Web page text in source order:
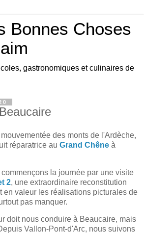
Bonnes Choses
gastronomiques et culinaires de
des monts de l'Ardèche,
réparatrice au Grand Chêne à
la journée par une visite
2, une extraordinaire reconstitution
en valeur les réalisations picturales de
pas manquer.
doit nous conduire à Beaucaire, mais
Vallon-Pont-d'Arc, nous suivons